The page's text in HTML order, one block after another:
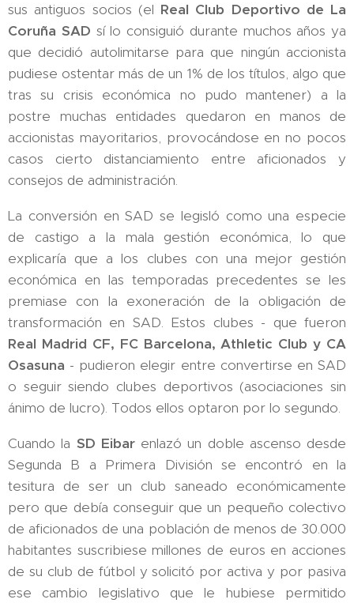
sus antiguos socios (el Real Club Deportivo de La
Coruña SAD sí lo consiguió durante muchos años ya
que decidió autolimitarse para que ningún accionista
pudiese ostentar más de un 1% de los títulos, algo que
tras su crisis económica no pudo mantener) a la
postre muchas entidades quedaron en manos de
accionistas mayoritarios, provocándose en no pocos
casos cierto distanciamiento entre aficionados y
consejos de administración.
La conversión en SAD se legisló como una especie
de castigo a la mala gestión económica, lo que
explicaría que a los clubes con una mejor gestión
económica en las temporadas precedentes se les
premiase con la exoneración de la obligación de
transformación en SAD. Estos clubes - que fueron
Real Madrid CF, FC Barcelona, Athletic Club y CA
Osasuna - pudieron elegir entre convertirse en SAD
o seguir siendo clubes deportivos (asociaciones sin
ánimo de lucro). Todos ellos optaron por lo segundo.
Cuando la SD Eibarenlazó un doble ascenso desde
Segunda B a Primera División se encontró en la
tesitura de ser un club saneado económicamente
pero que debía conseguir que un pequeño colectivo
de aficionados de una población de menos de 30.000
habitantes suscribiese millones de euros en acciones
de su club de fútbol y solicitó por activa y por pasiva
ese cambio legislativo que le hubiese permitido